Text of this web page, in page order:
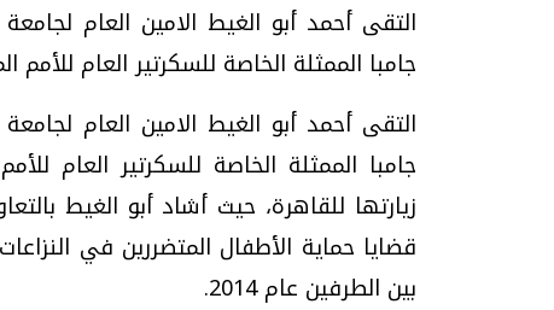
التقى أحمد أبو الغيط الامين العام لجامعة
جامبا الممثلة الخاصة للسكرتير العام للأمم
التقى أحمد أبو الغيط الامين العام لجامعة
جامبا الممثلة الخاصة للسكرتير العام
زيارتها للقاهرة، حيث أشاد أبو الغيط
قضايا حماية الأطفال المتضررين في
بين الطرفين عام 2014.
دليلك للتنسيق
تحقيقات وحوارات
فيديو.. الإعلام الرقمي.. تقنيات واعدة
وتحديات هائلة